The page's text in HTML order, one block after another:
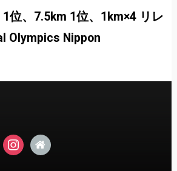
、7.5km 1位、1km×4 リレ
Olympics Nippon
instagram
home